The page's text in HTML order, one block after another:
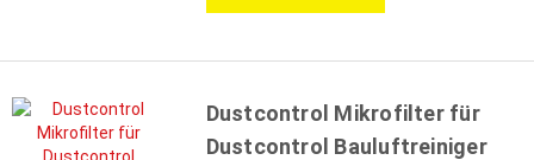
Dustcontrol Mikrofilter für
Dustcontrol Bauluftreiniger